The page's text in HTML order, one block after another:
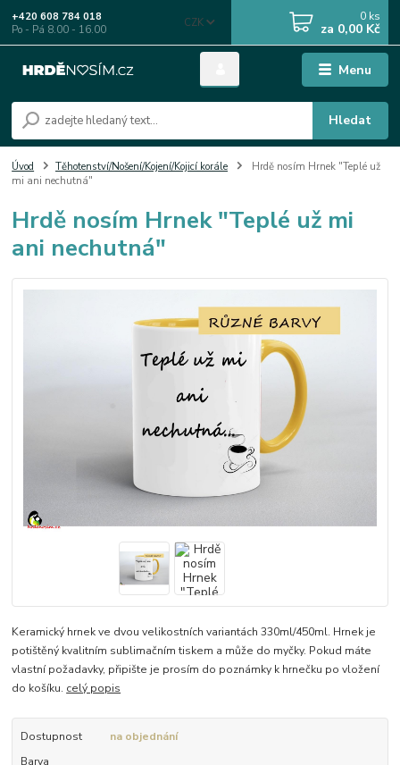
Menu
CZK
Hledat
+420 608 784 018
Po - Pá 8.00 - 16.00
0 ks
za 0,00 Kč
Úvod Těhotenství/Nošení/Kojení/Kojicí korále
Hrdě nosím Hrnek "Teplé už
mi ani nechutná"
Hrdě nosím Hrnek "Teplé už mi
ani nechutná"
Keramický hrnek ve dvou velikostních variantách 330ml/450ml. Hrnek je
potištěný kvalitním sublimačním tiskem a může do myčky. Pokud máte
vlastní požadavky, připište je prosím do poznámky k hrnečku po vložení
do košíku. celý popis
Dostupnost
na objednání
Barva